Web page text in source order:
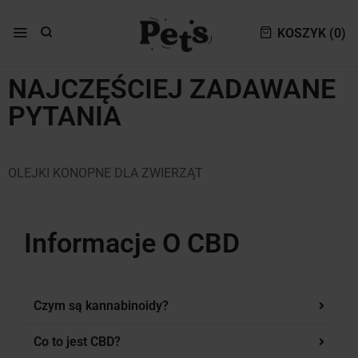
KOSZYK (0)
NAJCZĘŚCIEJ ZADAWANE
PYTANIA
OLEJKI KONOPNE DLA ZWIERZĄT
Informacje O CBD
Czym są kannabinoidy?
Co to jest CBD?